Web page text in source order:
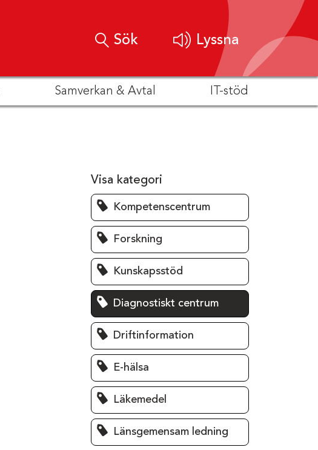
Sök Lyssna
Samverkan & Avtal IT-stöd
Visa kategori
Kompetenscentrum
Forskning
Kunskapsstöd
Diagnostiskt centrum
Driftinformation
E-hälsa
Läkemedel
Länsgemensam ledning